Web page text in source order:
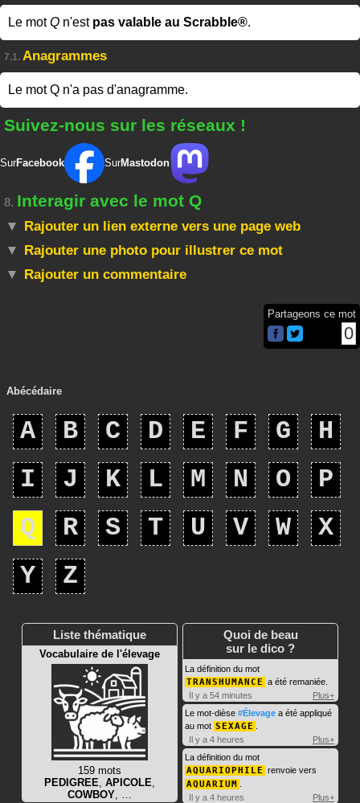
Le motQ n'est pas valable au Scrabble®.
7.1. Anagrammes
Le mot Q n'a pas d'anagramme.
Suivez-nous sur les réseaux !
SurFacebook SurMastodon
8. Interagir avec le mot Q
Rajouter un lien externe vers une page web
Rajouter une photo pour illustrer ce mot
Rajouter un commentaire
Partageons ce mot
0
Abécédaire
A B C D E F G
H
I
J K L M N O
P
Q
R S T U V W
X
Y
Z
Liste thématique
Vocabulaire de l'élevage
159 mots
PEDIGREE APICOLE
COWBOY
Quoi de beau
sur le dico ?
La définition du mot
TRANSHUMANCE a été remaniée.
Il y a 54 minutes
Plus+
Le mot-dièse #Élevage a été appliqué
au mot SEXAGE
Il y a 4 heures
Plus+
La définition du mot
AQUARIOPHILE renvoie vers
AQUARIUM
Il y a 4 heures
Plus+